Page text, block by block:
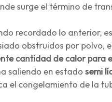
surge el término de
recordado lo anterior,
obstruidos por polvo,
cantidad de calor para
saliendo en estado semi
el congelamiento de la